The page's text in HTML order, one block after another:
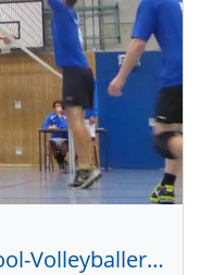
Amerikanische High-School-Volleyballerinnen